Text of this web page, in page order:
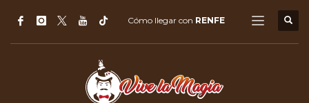
Cómo llegar con RENFE